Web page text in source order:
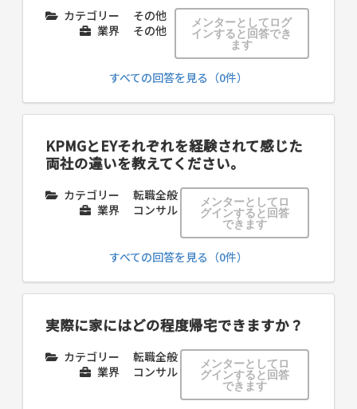
カテゴリー
その他
業界
その他
メンターとしてログ
インすると回答でき
ます
すべての回答を見る（0件）
KPMGとEYそれぞれを経験されて感じた
両社の違いを教えてください。
カテゴリー
転職全般
業界
コンサル
メンターとしてロ
グインすると回答
できます
すべての回答を見る（0件）
実際に家にはどの程度帰宅できますか？
カテゴリー
転職全般
業界
コンサル
メンターとしてロ
グインすると回答
できます